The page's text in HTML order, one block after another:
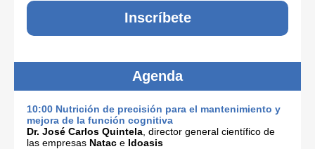
Inscríbete
Agenda
10:00 Nutrición de precisión para el mantenimiento y
mejora de la función cognitiva
Dr. José Carlos Quintela , director general científico de
las empresas Natac e Idoasis